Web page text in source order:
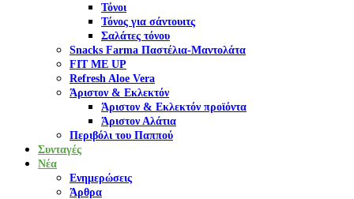
Τόνοι
Τόνος για σάντουιτς
Σαλάτες τόνου
Snacks Farma Παστέλια-Μαντολάτα
FIT ME UP
Refresh Aloe Vera
Άριστον & Εκλεκτόν
Άριστον & Εκλεκτόν προϊόντα
Άριστον Αλάτια
Περιβόλι του Παππού
Συνταγές
Νέα
Ενημερώσεις
Άρθρα